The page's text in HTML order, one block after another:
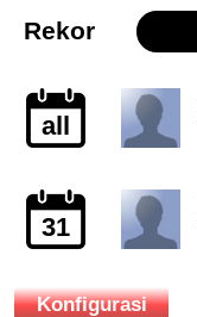
Rekor
all
31
Konfigurasi